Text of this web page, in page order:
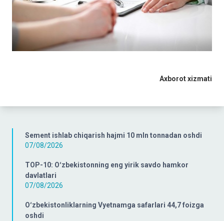
Sement ishlab chiqarish hajmi 10 mln tonnadan oshdi
07/08/2026
TOP-10: Oʻzbekistonning eng yirik savdo hamkor
davlatlari
07/08/2026
Oʻzbekistonliklarning Vyetnamga safarlari 44,7 foizga
oshdi
Axborot xizmati